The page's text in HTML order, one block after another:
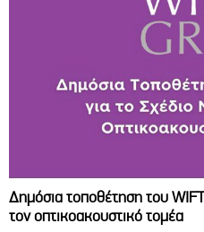
Δημόσια τοποθέτηση του
τον οπτικοακουστικό τομέα